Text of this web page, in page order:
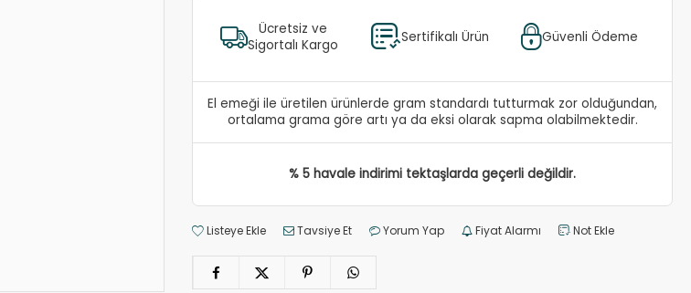
Ücretsiz ve
Sigortalı Kargo
Sertifikalı Ürün Güvenli Ödeme
El emeği ile üretilen ürünlerde gram standardı tutturmak zor olduğundan,
ortalama grama göre artı ya da eksi olarak sapma olabilmektedir.
% 5 havale indirimi tektaşlarda geçerli değildir.
Listeye Ekle Tavsiye Et Yorum Yap Fiyat Alarmı Not Ekle